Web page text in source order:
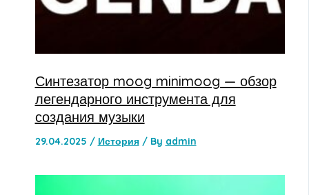
Синтезатор moog minimoog — обзор
легендарного инструмента для
создания музыки
29.04.2025 / История/ By admin